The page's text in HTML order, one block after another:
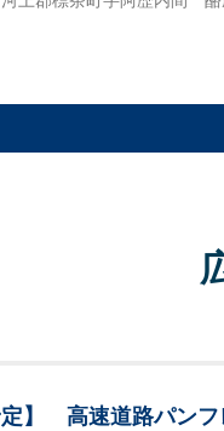
定】 高速道路パンフ